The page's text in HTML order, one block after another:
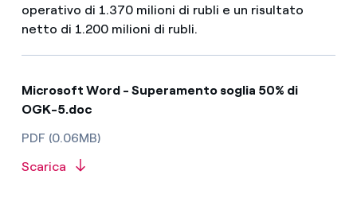
operativo di 1.370 milioni di rubli e un risultato
netto di 1.200 milioni di rubli.
Microsoft Word - Superamento soglia 50% di
OGK-5.doc
PDF (0.06MB)
Scarica